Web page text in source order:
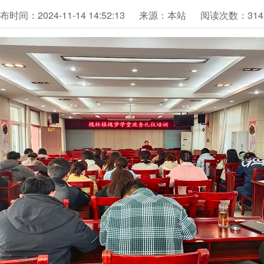
时间：2024-11-14 14:52:13 来源：本站 阅读次数：